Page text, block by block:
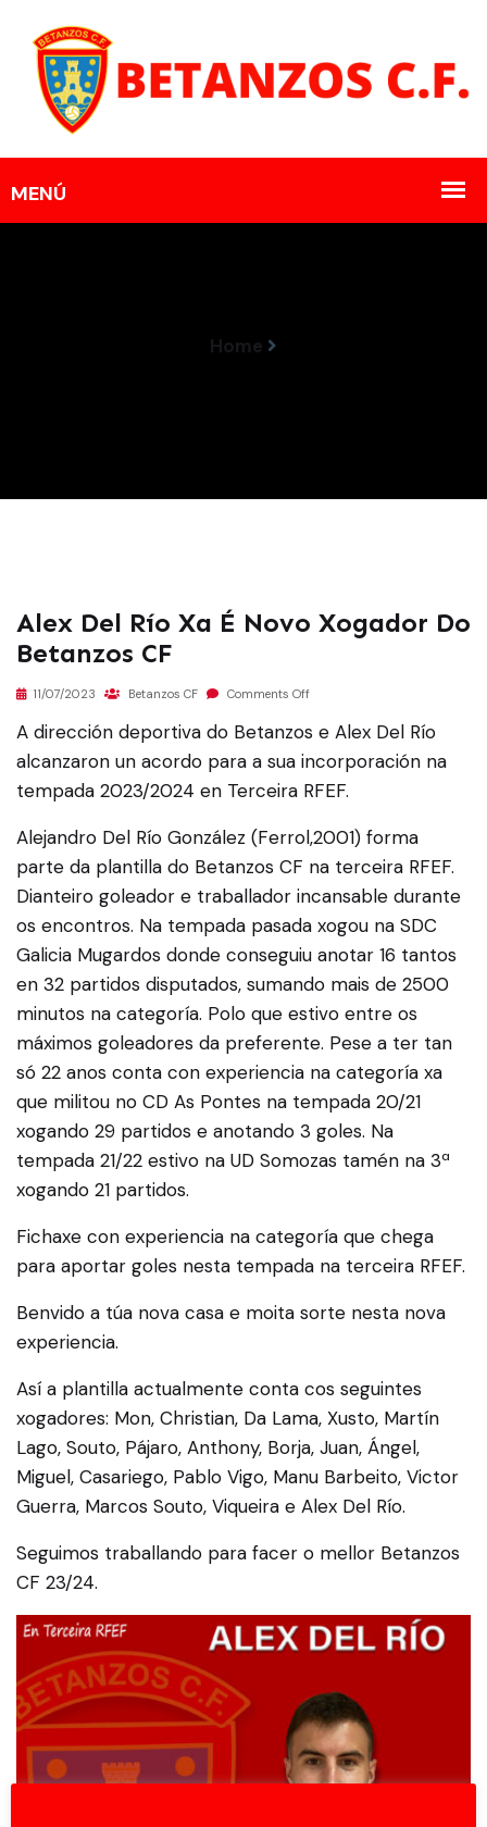
Home
Alex Del Río Xa É Novo Xogador Do
Betanzos CF
11/07/2023 Betanzos CF Comments Off
A dirección deportiva do Betanzos e Alex Del Río
alcanzaron un acordo para a sua incorporación na
tempada 2023/2024 en Terceira RFEF.
Alejandro Del Río González (Ferrol,2001) forma
parte da plantilla do Betanzos CF na terceira RFEF.
Dianteiro goleador e traballador incansable durante
os encontros. Na tempada pasada xogou na SDC
Galicia Mugardos donde conseguiu anotar 16 tantos
en 32 partidos disputados, sumando mais de 2500
minutos na categoría. Polo que estivo entre os
máximos goleadores da preferente. Pese a ter tan
só 22 anos conta con experiencia na categoría xa
que militou no CD As Pontes na tempada 20/21
xogando 29 partidos e anotando 3 goles. Na
tempada 21/22 estivo na UD Somozas tamén na 3ª
xogando 21 partidos.
Fichaxe con experiencia na categoría que chega
para aportar goles nesta tempada na terceira RFEF.
Benvido a túa nova casa e moita sorte nesta nova
experiencia.
Así a plantilla actualmente conta cos seguintes
xogadores: Mon, Christian, Da Lama, Xusto, Martín
Lago, Souto, Pájaro, Anthony, Borja, Juan, Ángel,
Miguel, Casariego, Pablo Vigo, Manu Barbeito, Victor
Guerra, Marcos Souto, Viqueira e Alex Del Río.
Seguimos traballando para facer o mellor Betanzos
CF 23/24.